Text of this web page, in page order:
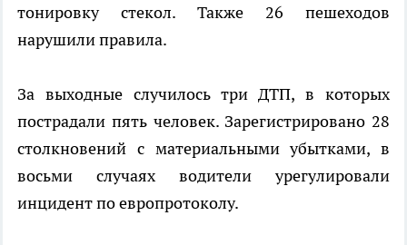
тонировку стекол. Также 26 пешеходов
нарушили правила.
За выходные случилось три ДТП, в которых
пострадали пять человек. Зарегистрировано 28
столкновений с материальными убытками, в
восьми случаях водители урегулировали
инцидент по европротоколу.